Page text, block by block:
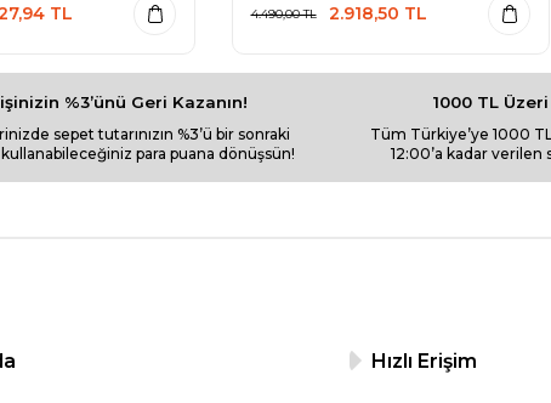
TL 4.490,00TL 2.918,50 TL
%3’ünü Geri Kazanın!
sepet tutarınızın %3’ü bir sonraki
para puana dönüşsün!
1000 TL
Tüm Türkiye’ye 1000
12:00’a kadar verilen
Hızlı Erişim